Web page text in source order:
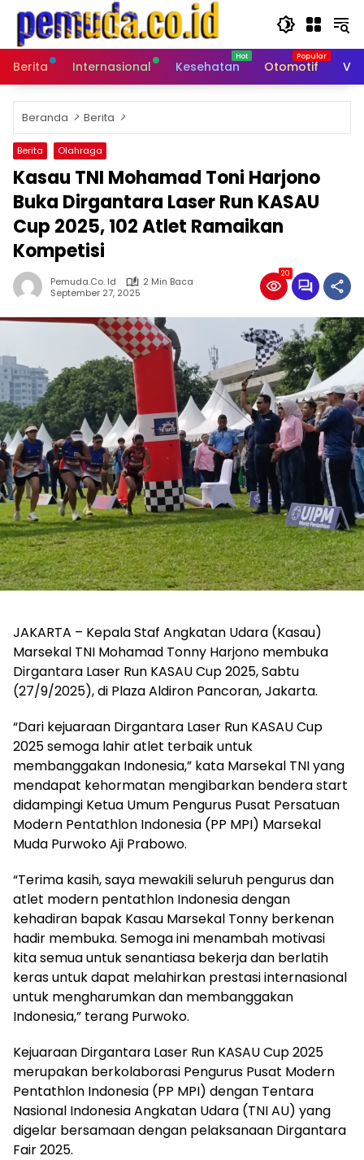
Langsung
konten
Berita
Internasional Kesehatan Otomotif
Beranda Berita
Berita Olahraga
Kasau TNI Mohamad Toni Harjono
Buka Dirgantara Laser Run KASAU
Cup 2025, 102 Atlet Ramaikan
Kompetisi
Pemuda.co. Id
2 Min Baca
September 27, 2025
20
JAKARTA – Kepala Staf Angkatan Udara (Kasau)
Marsekal TNI Mohamad Tonny Harjono membuka
Dirgantara Laser Run KASAU Cup 2025, Sabtu
(27/9/2025), di Plaza Aldiron Pancoran, Jakarta.
“Dari kejuaraan Dirgantara Laser Run KASAU Cup
2025 semoga lahir atlet terbaik untuk
membanggakan Indonesia,” kata Marsekal TNI yang
mendapat kehormatan mengibarkan bendera start
didampingi Ketua Umum Pengurus Pusat Persatuan
Modern Pentathlon Indonesia (PP MPI) Marsekal
Muda Purwoko Aji Prabowo.
“Terima kasih, saya mewakili seluruh pengurus dan
atlet modern pentathlon Indonesia dengan
kehadiran bapak Kasau Marsekal Tonny berkenan
hadir membuka. Semoga ini menambah motivasi
kita semua untuk senantiasa bekerja dan berlatih
keras untuk dapat melahirkan prestasi internasional
untuk mengharumkan dan membanggakan
Indonesia,” terang Purwoko.
Kejuaraan Dirgantara Laser Run KASAU Cup 2025
merupakan berkolaborasi Pengurus Pusat Modern
Pentathlon Indonesia (PP MPI) dengan Tentara
Nasional Indonesia Angkatan Udara (TNI AU) yang
digelar bersamaan dengan pelaksanaan Dirgantara
Fair 2025.